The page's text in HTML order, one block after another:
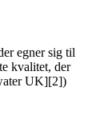
egner sig til
kvalitet, der
UK][2])